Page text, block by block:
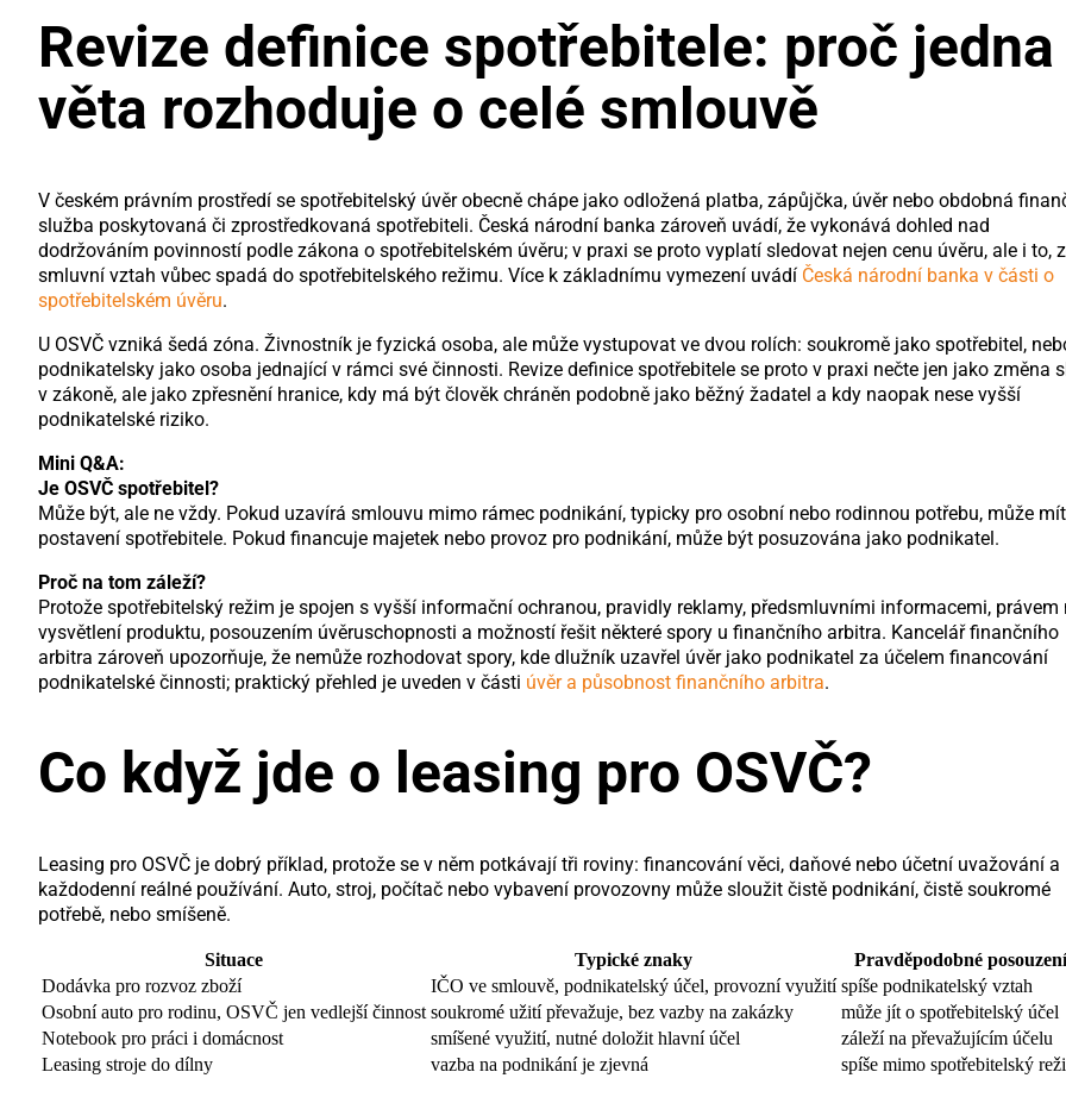
Revize definice spotřebitele: proč jedna
věta rozhoduje o celé smlouvě
V českém právním prostředí se spotřebitelský úvěr obecně chápe jako odložená platba, zápůjčka, úvěr nebo obdobná
služba poskytovaná či zprostředkovaná spotřebiteli. Česká národní banka zároveň uvádí, že vykonává dohled nad
dodržováním povinností podle zákona o spotřebitelském úvěru; v praxi se proto vyplatí sledovat nejen cenu úvěru, ale i to,
smluvní vztah vůbec spadá do spotřebitelského režimu. Více k základnímu vymezení uvádí Česká národní banka v části o
spotřebitelském úvěru.
U OSVČ vzniká šedá zóna. Živnostník je fyzická osoba, ale může vystupovat ve dvou rolích: soukromě jako spotřebitel,
podnikatelsky jako osoba jednající v rámci své činnosti. Revize definice spotřebitele se proto v praxi nečte jen jako změna
v zákoně, ale jako zpřesnění hranice, kdy má být člověk chráněn podobně jako běžný žadatel a kdy naopak nese vyšší
podnikatelské riziko.
Mini Q&A:
Je OSVČ spotřebitel?
Může být, ale ne vždy. Pokud uzavírá smlouvu mimo rámec podnikání, typicky pro osobní nebo rodinnou potřebu, může mít
postavení spotřebitele. Pokud financuje majetek nebo provoz pro podnikání, může být posuzována jako podnikatel.
Proč na tom záleží?
Protože spotřebitelský režim je spojen s vyšší informační ochranou, pravidly reklamy, předsmluvními informacemi, právem
vysvětlení produktu, posouzením úvěruschopnosti a možností řešit některé spory u finančního arbitra. Kancelář finančního
arbitra zároveň upozorňuje, že nemůže rozhodovat spory, kde dlužník uzavřel úvěr jako podnikatel za účelem financování
podnikatelské činnosti; praktický přehled je uveden v části úvěr a působnost finančního arbitra.
Co když jde o leasing pro OSVČ?
Leasing pro OSVČ je dobrý příklad, protože se v něm potkávají tři roviny: financování věci, daňové nebo účetní uvažování a
každodenní reálné používání. Auto, stroj, počítač nebo vybavení provozovny může sloužit čistě podnikání, čistě soukromé
potřebě, nebo smíšeně.
Situace Typické znaky
Pravděpodobné posouzení
Dodávka pro rozvoz zboží
IČO ve smlouvě, podnikatelský účel, provozní využití spíše podnikatelský vztah
Osobní auto pro rodinu, OSVČ jen vedlejší činnost soukromé užití převažuje, bez vazby na zakázky
může jít o spotřebitelský účel
Notebook pro práci i domácnost
smíšené využití, nutné doložit hlavní účel
záleží na převažujícím účelu
Leasing stroje do dílny
vazba na podnikání je zjevná spíše mimo spotřebitelský